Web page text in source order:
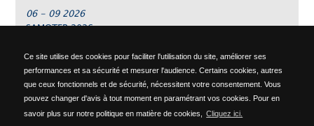
Ce site utilise des cookies pour faciliter l'utilisation du site, améliorer ses
performances et sa sécurité et mesurer l'audience. Certains cookies, autres
que ceux fonctionnels et de sécurité, nécessitent votre consentement. Vous
pouvez changer d'avis à tout moment en paramétrant vos cookies. Pour en
savoir plus sur notre politique en matière de cookies,
Cliquez ici.
06 - 09 2026
SAMOTER 2026
ALA OFFICINE SPA
Località Ponte del Cantone, 5 - 25010 Pozzolengo (BS) - ITALY -
Phone: +39 030 918223 - Telefax: +39 030 918576 -
info@alaofficine.it